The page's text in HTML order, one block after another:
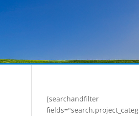
[searchandfilter
fields="search,project_categ